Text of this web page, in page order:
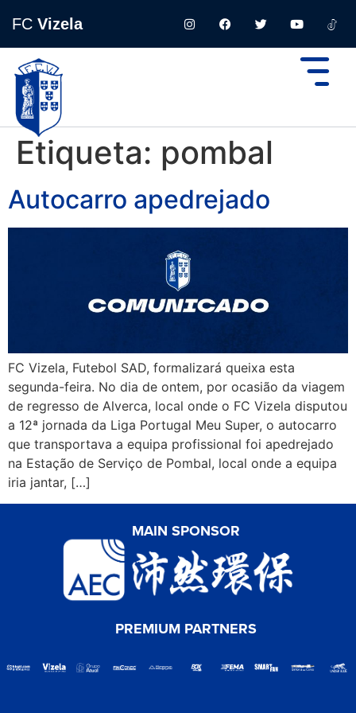
FC Vizela
Etiqueta: pombal
Autocarro apedrejado
FC Vizela, Futebol SAD, formalizará queixa esta
segunda-feira. No dia de ontem, por ocasião da viagem
de regresso de Alverca, local onde o FC Vizela disputou
a 12ª jornada da Liga Portugal Meu Super, o autocarro
que transportava a equipa profissional foi apedrejado
na Estação de Serviço de Pombal, local onde a equipa
iria jantar, […]
MAIN SPONSOR
PREMIUM PARTNERS